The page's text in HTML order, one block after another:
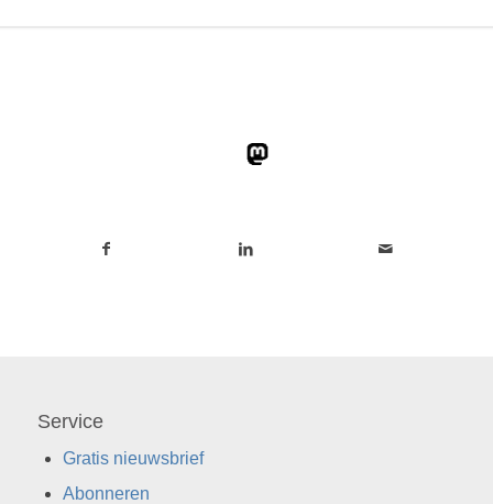
Service
Gratis nieuwsbrief
Abonneren